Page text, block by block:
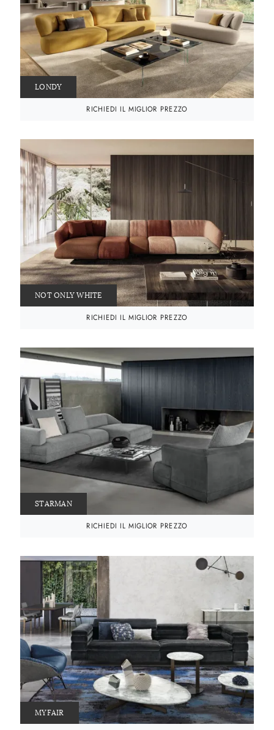
LONDY
RICHIEDI IL MIGLIOR PREZZO
NOT ONLY WHITE
RICHIEDI IL MIGLIOR PREZZO
STARMAN
RICHIEDI IL MIGLIOR PREZZO
MYFAIR